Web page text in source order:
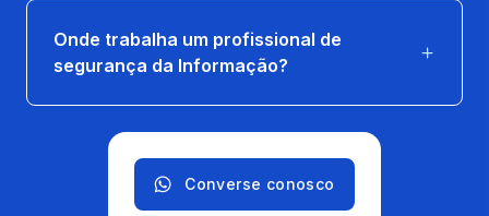
Onde trabalha um profissional de
segurança da Informação?
Converse conosco